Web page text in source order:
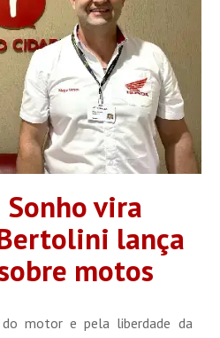
Sonho vira
lança
motos
motor e pela liberdade da